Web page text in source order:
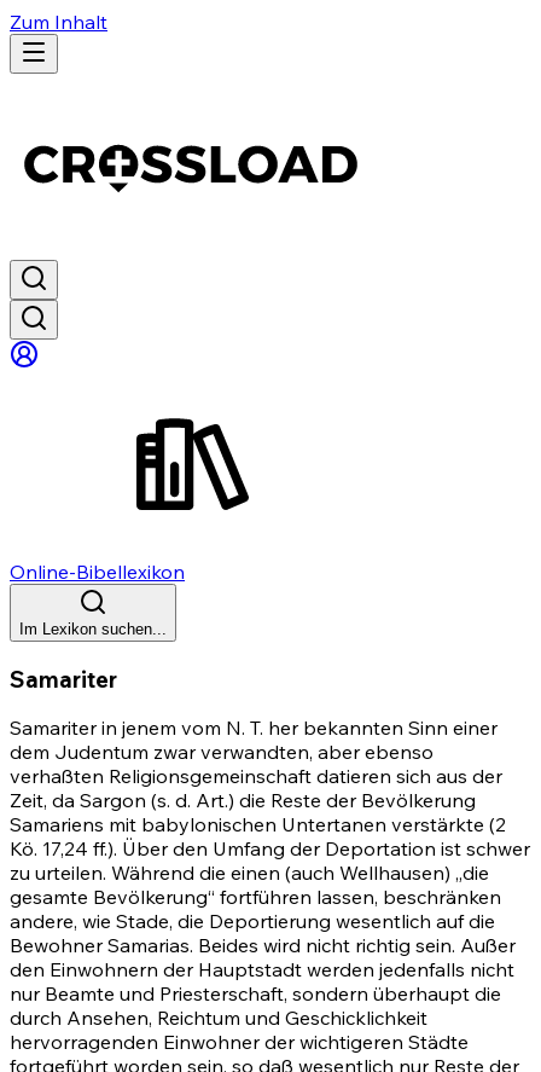
Zum Inhalt
Online-Bibellexikon
Im Lexikon suchen...
Samariter
Samariter in jenem vom N. T. her bekannten Sinn einer
dem Judentum zwar verwandten, aber ebenso
verhaßten Religionsgemeinschaft datieren sich aus der
Zeit, da Sargon (s. d. Art.) die Reste der Bevölkerung
Samariens mit babylonischen Untertanen verstärkte (2
Kö. 17,24 ff.). Über den Umfang der Deportation ist schwer
zu urteilen. Während die einen (auch Wellhausen) „die
gesamte Bevölkerung“ fortführen lassen, beschränken
andere, wie Stade, die Deportierung wesentlich auf die
Bewohner Samarias. Beides wird nicht richtig sein. Außer
den Einwohnern der Hauptstadt werden jedenfalls nicht
nur Beamte und Priesterschaft, sondern überhaupt die
durch Ansehen, Reichtum und Geschicklichkeit
hervorragenden Einwohner der wichtigeren Städte
fortgeführt worden sein, so daß wesentlich nur Reste der